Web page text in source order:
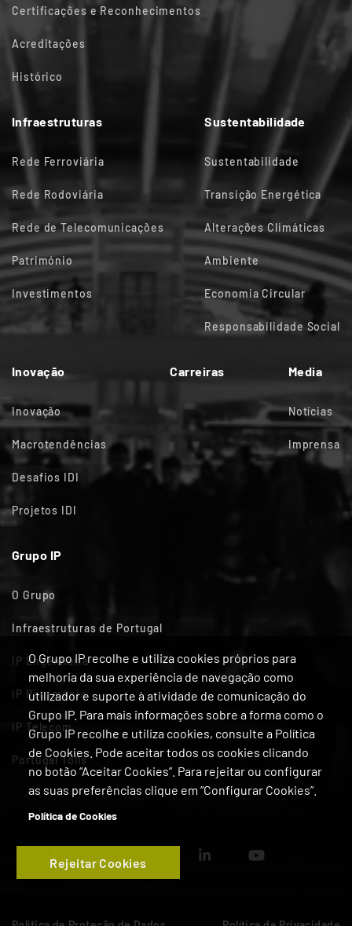
O Grupo IP recolhe e utiliza cookies próprios para
melhoria da sua experiência de navegação como
utilizador e suporte à atividade de comunicação do
Grupo IP. Para mais informações sobre a forma como o
Grupo IP recolhe e utiliza cookies, consulte a Política
de Cookies. Pode aceitar todos os cookies clicando
no botão “Aceitar Cookies”. Para rejeitar ou configurar
as suas preferências clique em “Configurar Cookies”.
Política de Cookies
Rejeitar Cookies
Certificações e Reconhecimentos
Acreditações
Histórico
Infraestruturas
Rede Ferroviária
Rede Rodoviária
Rede de Telecomunicações
Património
Investimentos
Sustentabilidade
Sustentabilidade
Transição Energética
Alterações Climáticas
Ambiente
Economia Circular
Responsabilidade Social
Inovação
Inovação
Macrotendências
Desafios IDI
Projetos IDI
Carreiras Media
Notícias
Imprensa
Grupo IP
O Grupo
Infraestruturas de Portugal
IP Engenharia
IP Património
IP Telecom
Portugal Tolls